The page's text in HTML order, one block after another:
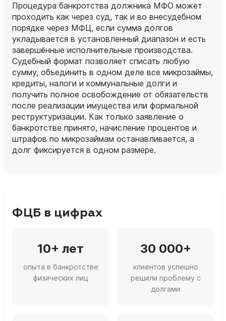
Процедура банкротства должника МФО может
проходить как через суд, так и во внесудебном
порядке через МФЦ, если сумма долгов
укладывается в установленный диапазон и есть
завершённые исполнительные производства.
Судебный формат позволяет списать любую
сумму, объединить в одном деле все микрозаймы,
кредиты, налоги и коммунальные долги и
получить полное освобождение от обязательств
после реализации имущества или формальной
реструктуризации. Как только заявление о
банкротстве принято, начисление процентов и
штрафов по микрозаймам останавливается, а
долг фиксируется в одном размере.
ФЦБ в цифрах
10+ лет
опыта в банкротстве
физических лиц
30 000+
клиентов успешно
решили проблему с
долгами